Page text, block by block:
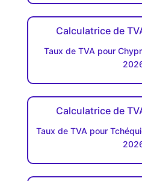
Calculatrice de
Taux de TVA pour
Calculatrice de
Taux de TVA pour